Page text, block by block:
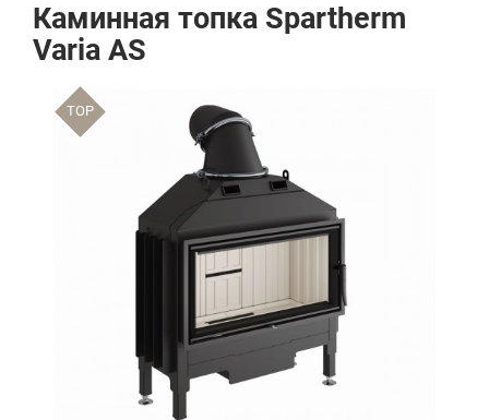
Каминная топка Spartherm
Varia AS
TOP